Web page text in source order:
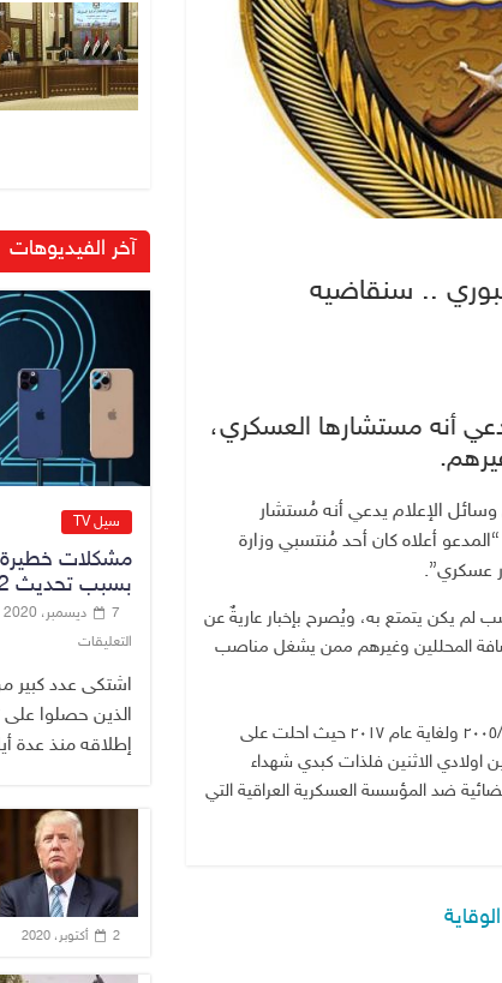
.. سنقاضيه
أنه مستشارها العسكري،
الإعلام يدعي أنه مُستشار
أعلاه كان أحد مُنتسبي وزارة
عسكري”.
يكن يتمتع به، ويُصرح بإخبار عاريةٌ عن
المحللين وغيرهم ممن يشغل مناصب
لقد عملنا في وزارة الدفاع بصفة مستشار وفقا للامر الوزاري المرقم (٩٩٣)في ٦/تشرين الاول /٢٠٠٥ ولغاية عام ٢٠١٧ حيث احلت على
اولادي الاثنين فلذات كبدي شهداء
ضد المؤسسة العسكرية العراقية التي
6 أغسطس، 2026
آخر الفيديوهات
سيل TV
مشكلات
بسبب تحديث IOS 14.2
7 ديسمبر، 2020
التعليقات
اشتكى عدد
إطلاقه منذ عدة
2 أكتوبر، 2020